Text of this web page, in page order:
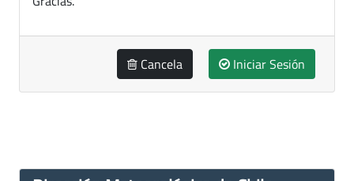
Cancela Iniciar Sesión